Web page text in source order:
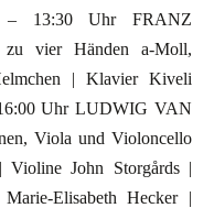
– 13:30 Uhr FRANZ
vier Händen a-Moll,
| Klavier Kiveli
Uhr LUDWIG VAN
Viola und Violoncello
John Storgårds |
Elisabeth Hecker |